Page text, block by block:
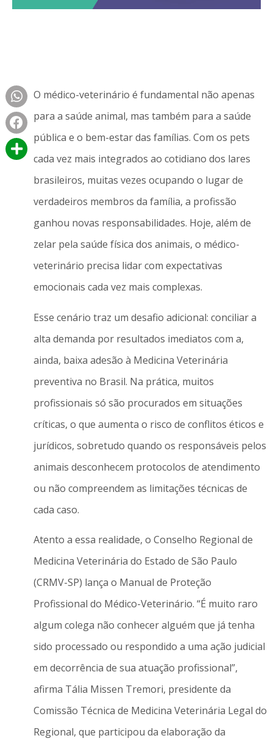
O médico-veterinário é fundamental não apenas
para a saúde animal, mas também para a saúde
pública e o bem-estar das famílias. Com os pets
cada vez mais integrados ao cotidiano dos lares
brasileiros, muitas vezes ocupando o lugar de
verdadeiros membros da família, a profissão
ganhou novas responsabilidades. Hoje, além de
zelar pela saúde física dos animais, o médico-
veterinário precisa lidar com expectativas
emocionais cada vez mais complexas.
Esse cenário traz um desafio adicional: conciliar a
alta demanda por resultados imediatos com a,
ainda, baixa adesão à Medicina Veterinária
preventiva no Brasil. Na prática, muitos
profissionais só são procurados em situações
críticas, o que aumenta o risco de conflitos éticos e
jurídicos, sobretudo quando os responsáveis pelos
animais desconhecem protocolos de atendimento
ou não compreendem as limitações técnicas de
cada caso.
Atento a essa realidade, o Conselho Regional de
Medicina Veterinária do Estado de São Paulo
(CRMV-SP) lança o Manual de Proteção
Profissional do Médico-Veterinário. “É muito raro
algum colega não conhecer alguém que já tenha
sido processado ou respondido a uma ação judicial
em decorrência de sua atuação profissional”,
afirma Tália Missen Tremori, presidente da
Comissão Técnica de Medicina Veterinária Legal do
Regional, que participou da elaboração da